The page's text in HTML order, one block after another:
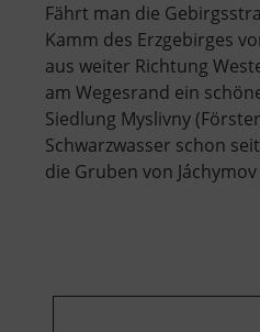
Fährt man die
Kamm des Erzgebirges
aus weiter Richtung
am Wegesrand ein
Siedlung Myslivny
Schwarzwasser schon
die Gruben von